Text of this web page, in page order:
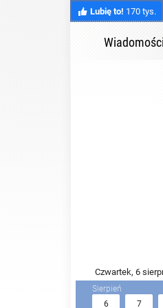
Lubię to! 170 tys.
Wiadomości
6 7